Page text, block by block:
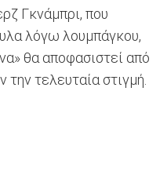
Γκνάμπρι, που
λόγω λουμπάγκου,
θα αποφασιστεί από
τελευταία στιγμή.